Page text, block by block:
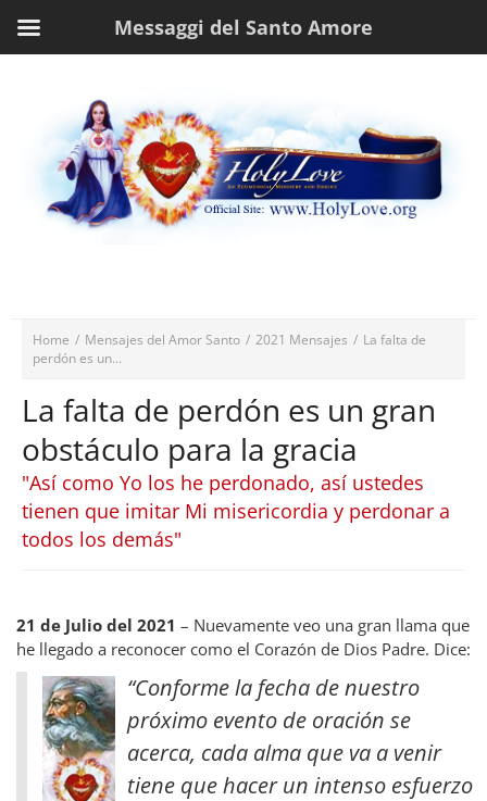
Home / Mensajes del Amor Santo / 2021 Mensajes / La falta de
perdón es un...
La falta de perdón es un gran
obstáculo para la gracia
"Así como Yo los he perdonado, así ustedes
tienen que imitar Mi misericordia y perdonar a
todos los demás"
21 de Julio del 2021 – Nuevamente veo una gran llama que
he llegado a reconocer como el Corazón de Dios Padre. Dice:
“Conforme la fecha de nuestro
próximo evento de oración se
acerca, cada alma que va a venir
tiene que hacer un intenso esfuerzo
Messaggi del Santo Amore